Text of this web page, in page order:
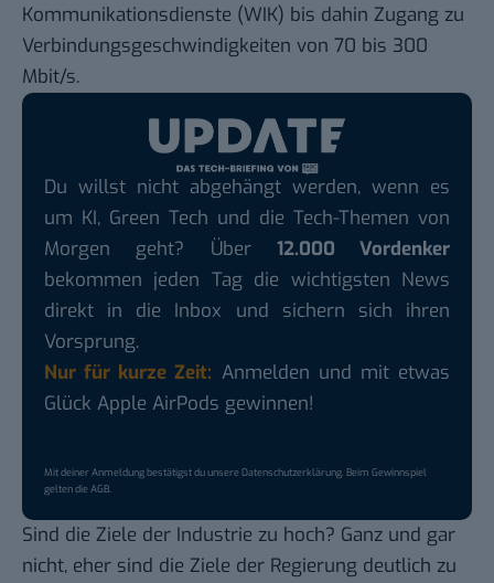
Kommunikationsdienste (WIK) bis dahin Zugang zu
Verbindungsgeschwindigkeiten von 70 bis 300
Mbit/s.
Du willst nicht abgehängt werden, wenn es
um KI, Green Tech und die Tech-Themen von
Morgen geht? Über 12.000 Vordenker
bekommen jeden Tag die wichtigsten News
direkt in die Inbox und sichern sich ihren
Vorsprung.
Nur für kurze Zeit: Anmelden und mit etwas
Glück Apple AirPods gewinnen!
Mit deiner Anmeldung bestätigst du unsereDatenschutzerklärung. Beim Gewinnspiel
gelten dieAGB.
Sind die Ziele der Industrie zu hoch? Ganz und gar
nicht, eher sind die Ziele der Regierung deutlich zu